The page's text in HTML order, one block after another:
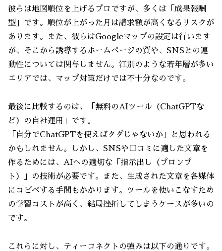
彼らは地図順位を上げるプロですが、多くは「成果報酬
型」です。順位が上がった月は請求額が高くなるリスクが
あります。また、彼らはGoogleマップの設定は行います
が、そこから誘導するホームページの質や、SNSとの連
動性については関与しません。江別のような若年層が多い
エリアでは、マップ対策だけでは不十分なのです。
最後に比較するのは、「無料のAIツール（ChatGPTな
ど）の自社運用」です。
「自分でChatGPTを使えばタダじゃないか」と思われる
かもしれません。しかし、SNSや口コミに適した文章を
作るためには、AIへの適切な「指示出し（プロンプ
ト）」の技術が必要です。また、生成された文章を各媒体
にコピペする手間もかかります。ツールを使いこなすため
の学習コストが高く、結局挫折してしまうケースが多いの
です。
これらに対し、ティーコネクトの強みは以下の通りです。